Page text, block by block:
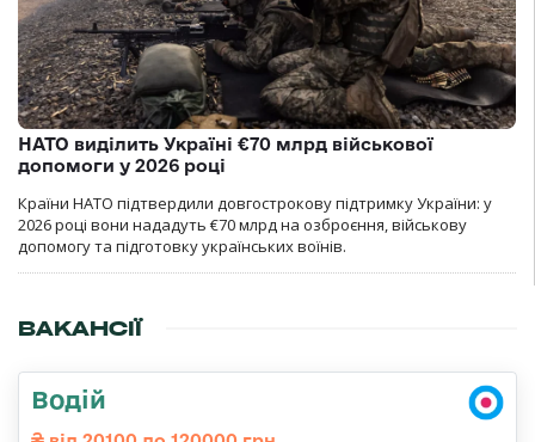
НАТО виділить Україні €70 млрд військової
допомоги у 2026 році
Країни НАТО підтвердили довгострокову підтримку України: у
2026 році вони нададуть €70 млрд на озброєння, військову
допомогу та підготовку українських воїнів.
ВАКАНСІЇ
Водій